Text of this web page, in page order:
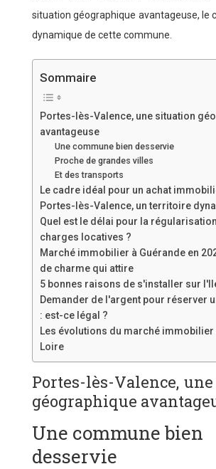
situation géographique avantageuse, le
dynamique de cette commune.
Sommaire
Portes-lès-Valence, une situation
avantageuse
Une commune bien desservie
Proche de grandes villes
Et des transports
Le cadre idéal pour un achat
Portes-lès-Valence, un territoire
Quel est le délai pour la
charges locatives ?
Marché immobilier à Guérande en
de charme qui attire
5 bonnes raisons de s'installer sur
Demander de l'argent pour réserver
: est-ce légal ?
Les évolutions du marché
Loire
Portes-lès-Valence,
géographique
Une commune bien
desservie